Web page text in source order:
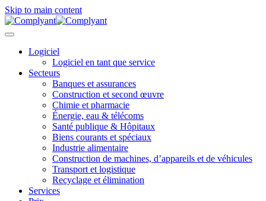
Skip to main content
Logiciel
Logiciel en tant que service
Secteurs
Banques et assurances
Construction et second œuvre
Chimie et pharmacie
Énergie, eau & télécoms
Santé publique & Hôpitaux
Biens courants et spéciaux
Industrie alimentaire
Construction de machines, d’appareils et de véhicules
Transport et logistique
Recyclage et élimination
Services